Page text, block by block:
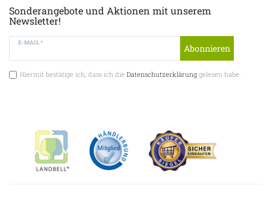
Sonderangebote und Aktionen mit unserem
Newsletter!
E-MAIL *
Abonnieren
Hiermit bestätige ich, dass ich die Datenschutzerklärunggelesen habe.